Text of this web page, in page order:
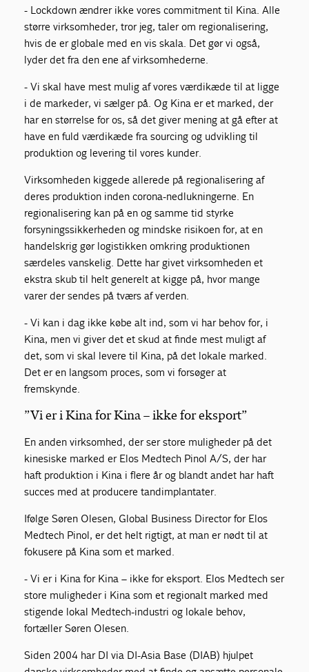
- Lockdown ændrer ikke vores commitment til Kina. Alle
større virksomheder, tror jeg, taler om regionalisering,
hvis de er globale med en vis skala. Det gør vi også,
lyder det fra den ene af virksomhederne.
- Vi skal have mest mulig af vores værdikæde til at ligge
i de markeder, vi sælger på. Og Kina er et marked, der
har en størrelse for os, så det giver mening at gå efter at
have en fuld værdikæde fra sourcing og udvikling til
produktion og levering til vores kunder.
Virksomheden kiggede allerede på regionalisering af
deres produktion inden corona-nedlukningerne. En
regionalisering kan på en og samme tid styrke
forsyningssikkerheden og mindske risikoen for, at en
handelskrig gør logistikken omkring produktionen
særdeles vanskelig. Dette har givet virksomheden et
ekstra skub til helt generelt at kigge på, hvor mange
varer der sendes på tværs af verden.
- Vi kan i dag ikke købe alt ind, som vi har behov for, i
Kina, men vi giver det et skud at finde mest muligt af
det, som vi skal levere til Kina, på det lokale marked.
Det er en langsom proces, som vi forsøger at
fremskynde.
”Vi er i Kina for Kina – ikke for eksport”
En anden virksomhed, der ser store muligheder på det
kinesiske marked er Elos Medtech Pinol A/S, der har
haft produktion i Kina i flere år og blandt andet har haft
succes med at producere tandimplantater.
Ifølge Søren Olesen, Global Business Director for Elos
Medtech Pinol, er det helt rigtigt, at man er nødt til at
fokusere på Kina som et marked.
- Vi er i Kina for Kina – ikke for eksport. Elos Medtech ser
store muligheder i Kina som et regionalt marked med
stigende lokal Medtech-industri og lokale behov,
fortæller Søren Olesen.
Siden 2004 har DI via DI-Asia Base (DIAB) hjulpet